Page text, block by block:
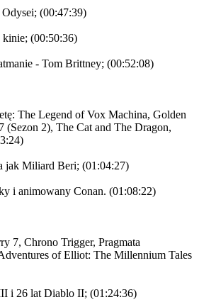
(00:47:39)
(00:50:36)
- Tom Brittney; (00:52:08)
The Legend of Vox Machina, Golden
(Sezon 2), The Cat and The Dragon,
jak Miliard Beri; (01:04:27)
i animowany Conan. (01:08:22)
7, Chrono Trigger, Pragmata
of Elliot: The Millennium Tales
i 26 lat Diablo II; (01:24:36)